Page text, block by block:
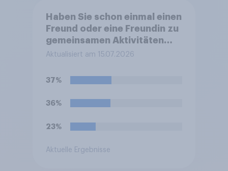
Haben Sie schon einmal einen
Freund oder eine Freundin zu
gemeinsamen Aktivitäten
eingeladen oder diese
die Kosten sonst nicht hätte
leisten können? Bitte wählen
Sie alles Zutreffende aus.
Aktualisiert am 15.07.2026
37%
36%
23%
Aktuelle Ergebnisse